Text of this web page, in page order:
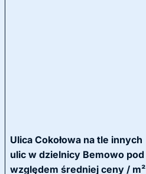
Ulica Cokołowa na tle innych
ulic w dzielnicy Bemowo pod
względem średniej ceny / m²